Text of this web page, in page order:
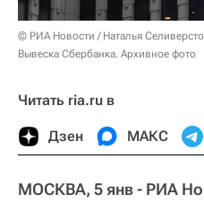
© РИА Новости / Наталья
Вывеска Сбербанка. Архивное фото
Читать ria.ru в
Дзен МАКС
МОСКВА, 5 янв - РИА